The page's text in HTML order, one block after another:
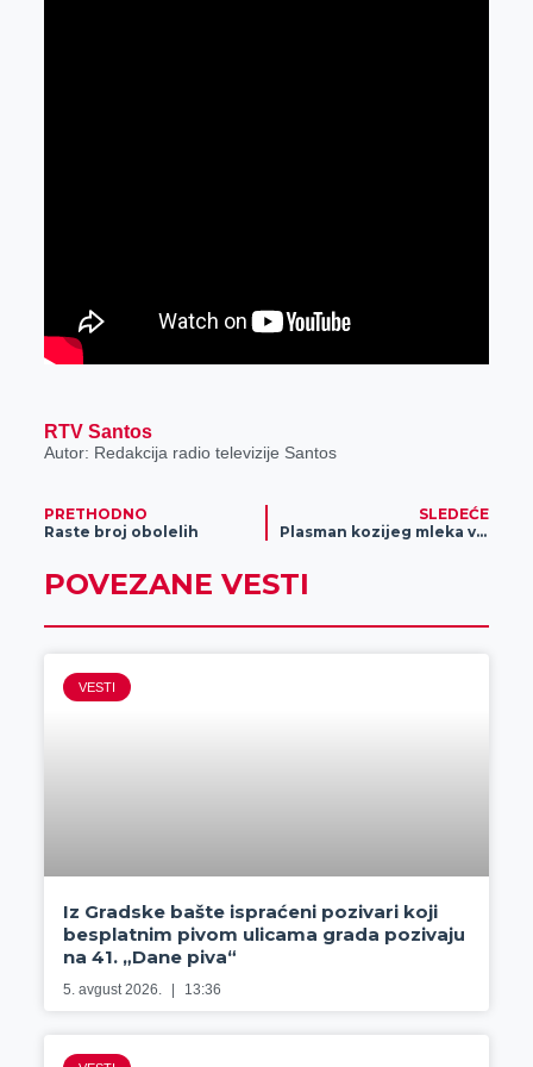
RTV Santos
Autor: Redakcija radio televizije Santos
PRETHODNO
Raste broj obolelih
SLEDEĆE
Plasman kozijeg mleka veliki problem
POVEZANE VESTI
VESTI
Iz Gradske bašte ispraćeni pozivari koji
besplatnim pivom ulicama grada pozivaju
na 41. „Dane piva“
5. avgust 2026. 13:36